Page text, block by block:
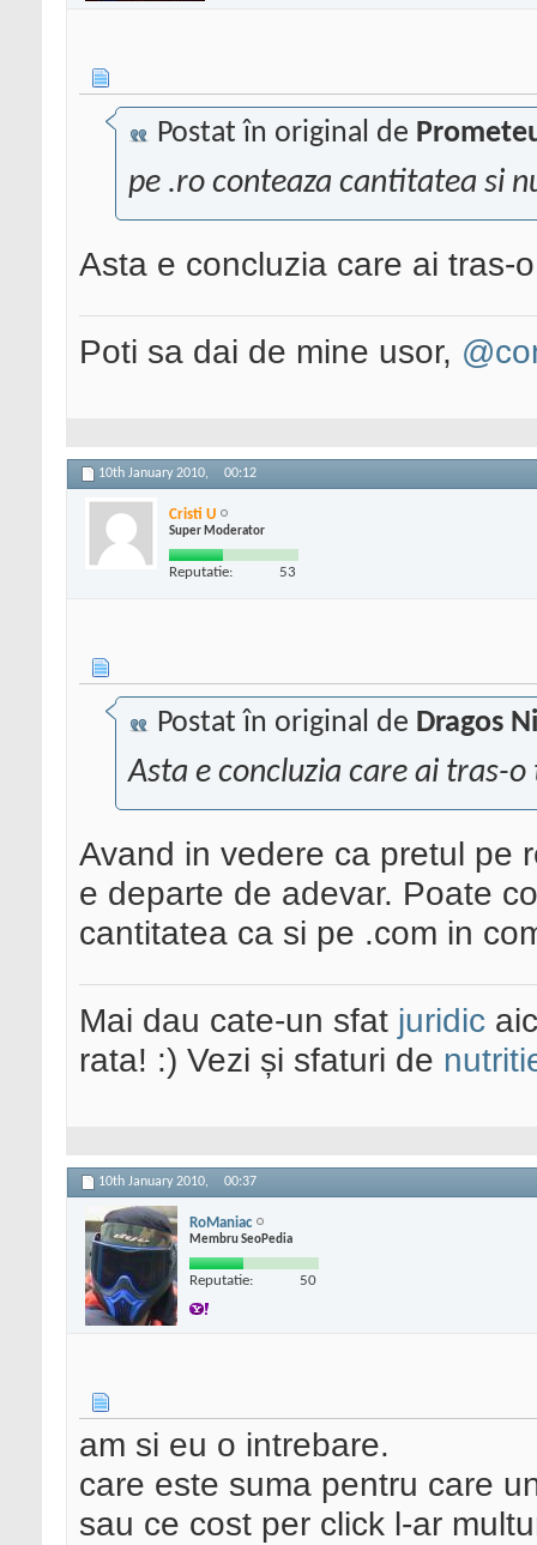
Postat în original de
pe .ro conteaza cantitatea si
Asta e concluzia care ai tras-
Poti sa dai de mine usor,
10th January 2010, 00:12
Cristi U
Super Moderator
Reputatie: 53
Postat în original de Dragos
Asta e concluzia care ai tras-
Avand in vedere ca pretul pe
e departe de adevar. Poate
cantitatea ca si pe .com in
Mai dau cate-un sfat juridic
rata! :) Vezi și sfaturi de
10th January 2010, 00:37
RoManiac
Membru SeoPedia
Reputatie: 50
am si eu o intrebare.
care este suma pentru care
sau ce cost per click l-ar